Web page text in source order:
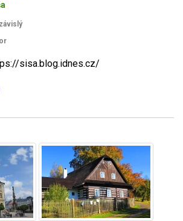
sisa.blog.idnes.cz/